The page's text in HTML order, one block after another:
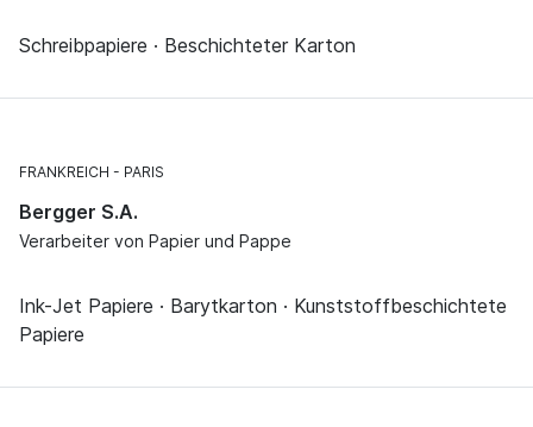
Schreibpapiere · Beschichteter Karton
FRANKREICH PARIS
Bergger S.A.
Verarbeiter von Papier und Pappe
Ink-Jet Papiere · Barytkarton · Kunststoffbeschichtete
Papiere